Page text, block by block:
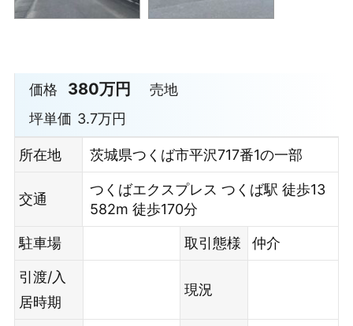
価格 380万円
売地
坪単価 3.7万円
所在地 茨城県つくば市平沢717番1の一部
交通
つくばエクスプレス つくば駅 徒歩13
582m 徒歩170分
駐車場 取引態様 仲介
引渡/入
居時期
現況